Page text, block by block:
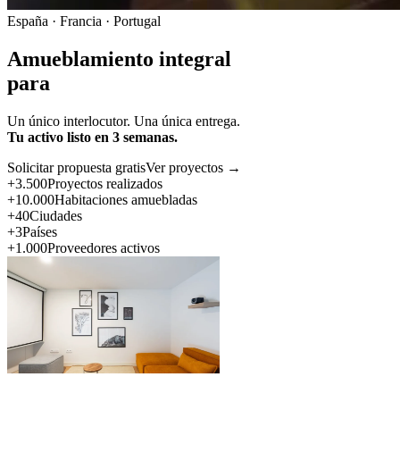
España · Francia · Portugal
Amueblamiento integral
para
Un único interlocutor. Una única entrega.
Tu activo listo en 3 semanas.
Solicitar propuesta gratisVer proyectos →
+3.500Proyectos realizados
+10.000Habitaciones amuebladas
+40Ciudades
+3Países
+1.000Proveedores activos